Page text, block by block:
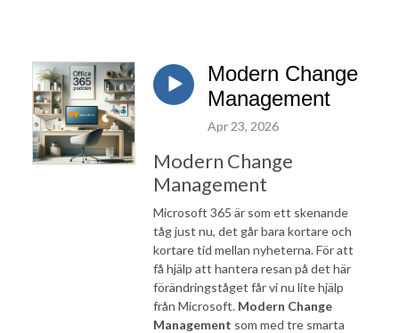
Modern Change
Management
Apr 23, 2026
Modern Change
Management
Microsoft 365 är som ett skenande
tåg just nu, det går bara kortare och
kortare tid mellan nyheterna. För att
få hjälp att hantera resan på det här
förändringståget får vi nu lite hjälp
från Microsoft. Modern Change
Management som med tre smarta